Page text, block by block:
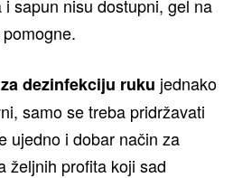
sapun nisu dostupni, gel na
dezinfekciju ruku jednako
samo se treba pridržavati
ujedno i dobar način za
željnih profita koji sad